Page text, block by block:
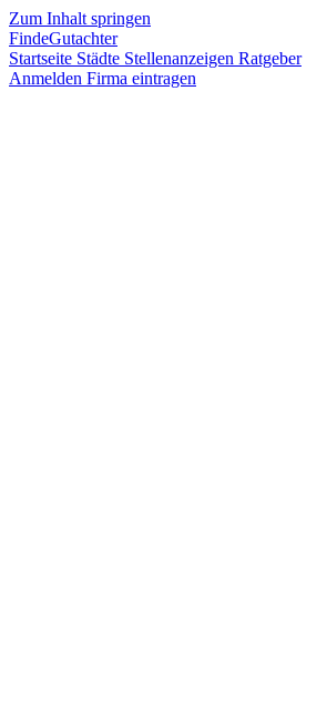
Zum Inhalt springen
FindeGutachter
Startseite Städte Stellenanzeigen Ratgeber
Anmelden Firma eintragen